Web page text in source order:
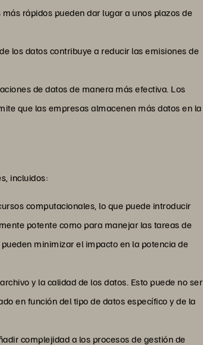
rápidos pueden dar lugar a unos plazos de
los datos contribuye a reducir las emisiones de
de datos de manera más efectiva. Los
que las empresas almacenen más datos en la
incluidos:
computacionales, lo que puede introducir
potente como para manejar las tareas de
minimizar el impacto en la potencia de
y la calidad de los datos. Esto puede no ser
en función del tipo de datos específico y de la
complejidad a los procesos de gestión de